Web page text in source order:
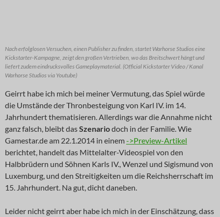
Nach erfolglosen Versuchen, einen Publisher zu finden, startet Warhorse Studios eine
Kickstarter-Kampagne, zeigt den großen Vertrieben, wo das Breitschwert hängt und
liefert zudem eindrucksvolles Gameplaymaterial. (Official Kickstarter Video / Kanal
Warhorse Studios via Youtube)
Geirrt habe ich mich bei meiner Vermutung, das Spiel würde
die Umstände der Thronbesteigung von Karl IV. im 14.
Jahrhundert thematisieren. Allerdings war die Annahme nicht
ganz falsch, bleibt dasSzenariodoch in der Familie. Wie
Gamestar.de am 22.1.2014 in einem->Preview-Artikel
berichtet, handelt das Mittelalter-Videospiel von den
Halbbrüdern und Söhnen Karls IV., Wenzel und Sigismund von
Luxemburg, und den Streitigkeiten um die Reichsherrschaft im
15. Jahrhundert. Na gut, dicht daneben.
Leider nicht geirrt aber habe ich mich in der Einschätzung, dass